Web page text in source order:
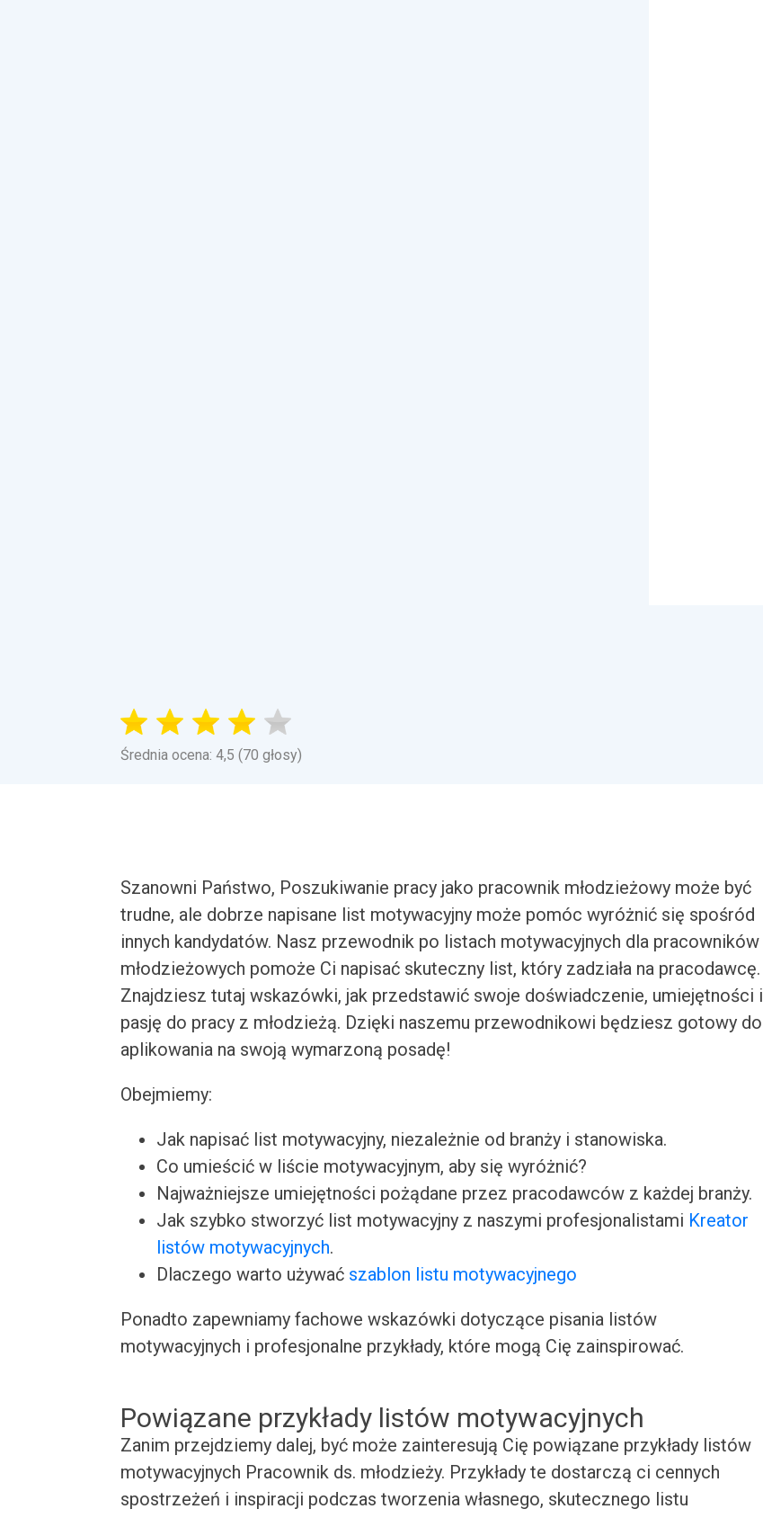
Średnia ocena: 4,5 (70 głosy)
Szanowni Państwo, Poszukiwanie pracy jako pracownik młodzieżowy może być
trudne, ale dobrze napisane list motywacyjny może pomóc wyróżnić się spośród
innych kandydatów. Nasz przewodnik po listach motywacyjnych dla pracowników
młodzieżowych pomoże Ci napisać skuteczny list, który zadziała na pracodawcę.
Znajdziesz tutaj wskazówki, jak przedstawić swoje doświadczenie, umiejętności i
pasję do pracy z młodzieżą. Dzięki naszemu przewodnikowi będziesz gotowy do
aplikowania na swoją wymarzoną posadę!
Obejmiemy:
Jak napisać list motywacyjny, niezależnie od branży i stanowiska.
Co umieścić w liście motywacyjnym, aby się wyróżnić?
Najważniejsze umiejętności pożądane przez pracodawców z każdej branży.
Jak szybko stworzyć list motywacyjny z naszymi profesjonalistami Kreator
listów motywacyjnych.
Dlaczego warto używać szablon listu motywacyjnego
Ponadto zapewniamy fachowe wskazówki dotyczące pisania listów
motywacyjnych i profesjonalne przykłady, które mogą Cię zainspirować.
Powiązane przykłady listów motywacyjnych
Zanim przejdziemy dalej, być może zainteresują Cię powiązane przykłady listów
motywacyjnych Pracownik ds. młodzieży. Przykłady te dostarczą ci cennych
spostrzeżeń i inspiracji podczas tworzenia własnego, skutecznego listu